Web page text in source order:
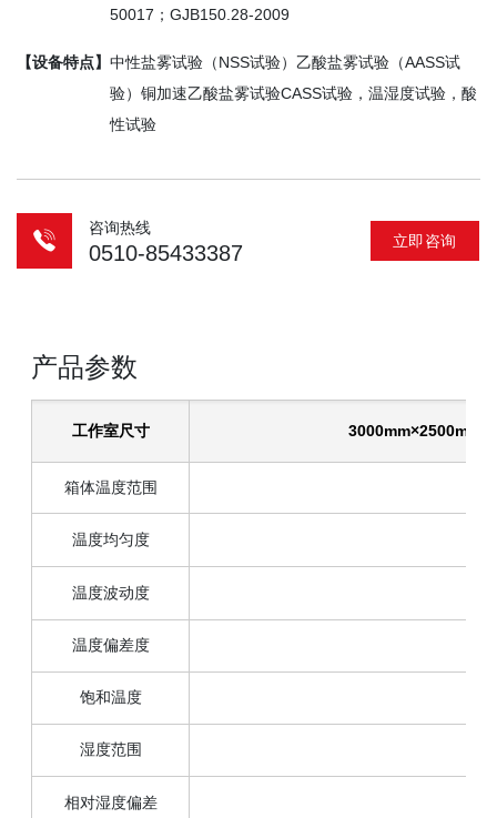
50017；GJB150.28-2009
【设备特点】 中性盐雾试验（NSS试验）乙酸盐雾试验（AASS试
验）铜加速乙酸盐雾试验CASS试验，温湿度试验，酸
性试验
咨询热线
0510-85433387 立即咨询
产品参数
工作室尺寸
箱体温度范围
温度均匀度
温度波动度
温度偏差度
饱和温度
湿度范围
相对湿度偏差